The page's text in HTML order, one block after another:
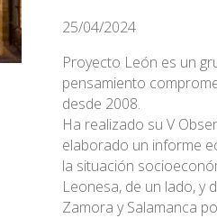
25/04/2024
Proyecto León es un
pensamiento
desde 2008.
Ha realizado su V
elaborado un informe
la situación
Leonesa, de un lado, y
Zamora y Salamanca